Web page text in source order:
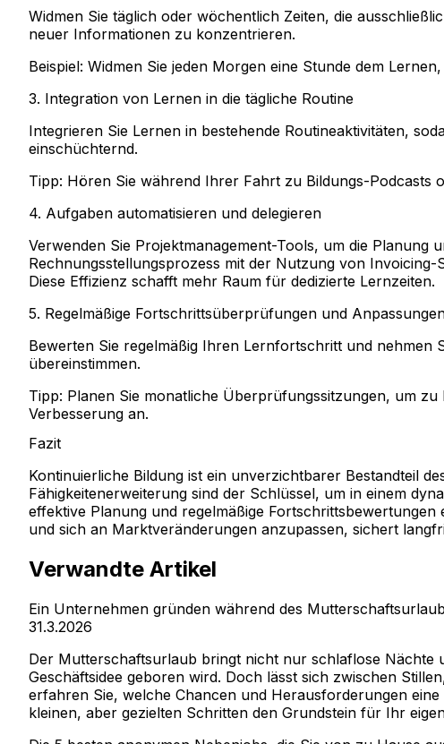
Widmen Sie täglich oder wöchentlich Zeiten, die
neuer Informationen zu konzentrieren.
Beispiel: Widmen Sie jeden Morgen eine Stunde dem
3. Integration von Lernen in die tägliche Routine
Integrieren Sie Lernen in bestehende Routineaktivitäten,
einschüchternd.
Tipp: Hören Sie während Ihrer Fahrt zu Bildungs-Podcasts
4. Aufgaben automatisieren und delegieren
Verwenden Sie Projektmanagement-Tools, um die
Rechnungsstellungsprozess mit der Nutzung von
Diese Effizienz schafft mehr Raum für dedizierte Lernzeiten.
5. Regelmäßige Fortschrittsüberprüfungen und
Bewerten Sie regelmäßig Ihren Lernfortschritt und nehmen
übereinstimmen.
Tipp: Planen Sie monatliche Überprüfungssitzungen, um
Verbesserung an.
Fazit
Kontinuierliche Bildung ist ein unverzichtbarer Bestandteil
Fähigkeitenerweiterung sind der Schlüssel, um in einem
effektive Planung und regelmäßige
und sich an Marktveränderungen anzupassen, sichert
Verwandte Artikel
Ein Unternehmen gründen während des
31.3.2026
Der Mutterschaftsurlaub bringt nicht nur schlaflose Nächte
Geschäftsidee geboren wird. Doch lässt sich zwischen
erfahren Sie, welche Chancen und Herausforderungen
kleinen, aber gezielten Schritten den Grundstein für Ihr